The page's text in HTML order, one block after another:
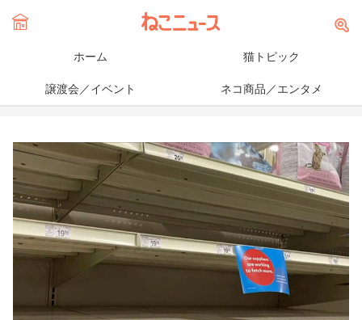
ホーム 猫トピック
譲渡会／イベント ネコ商品／エンタメ